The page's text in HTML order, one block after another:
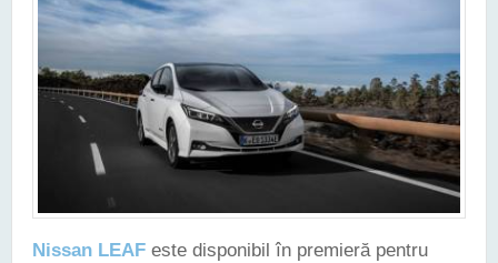
Nissan LEAF este disponibil în premieră pentru